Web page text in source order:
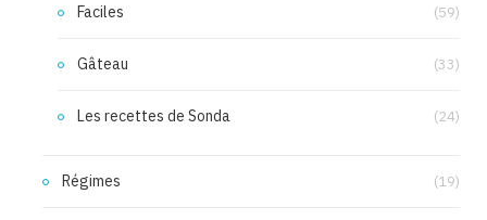
Faciles (59)
Gâteau (33)
Les recettes de Sonda (24)
Régimes (19)